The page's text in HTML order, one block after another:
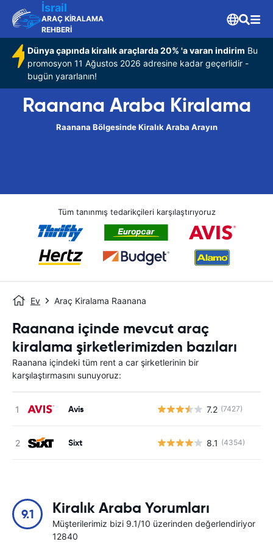
İsrail
ARAÇ KİRALAMA
REHBERİ
Dünya çapında kiralık araçlarda 20% 'a varan indirim Bu
promosyon 11 Ağustos 2026 adresine kadar geçerlidir -
bugün yararlanın!
Raanana Araba Kiralama
Raanana Bölgesinde Kiralık Araba Arayın
Tüm tanınmış tedarikçileri karşılaştırıyoruz
Ev Araç Kiralama Raanana
Raanana içinde mevcut araç
kiralama şirketlerimizden bazıları
Raanana içindeki tüm rent a car şirketlerinin bir
karşılaştırmasını sunuyoruz:
Avis 7.2 (7427)
Sixt 8.1 (4354)
9.1 Kiralık Araba Yorumları
Müşterilerimiz bizi 9.1/10 üzerinden değerlendiriyor
12840